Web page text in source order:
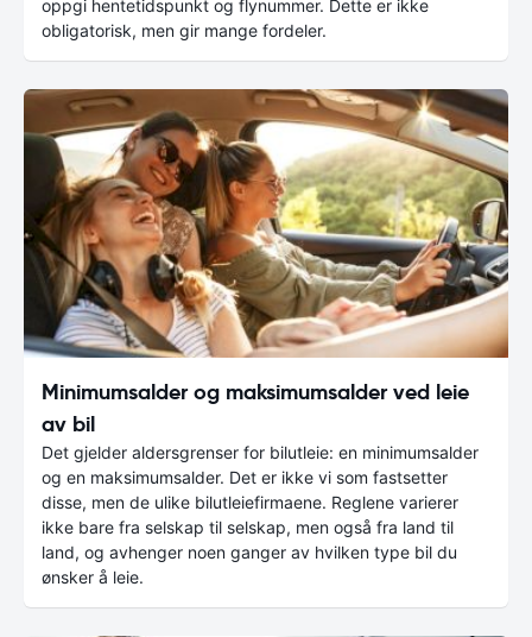
oppgi hentetidspunkt og flynummer. Dette er ikke
obligatorisk, men gir mange fordeler.
Minimumsalder og maksimumsalder ved leie
av bil
Det gjelder aldersgrenser for bilutleie: en minimumsalder
og en maksimumsalder. Det er ikke vi som fastsetter
disse, men de ulike bilutleiefirmaene. Reglene varierer
ikke bare fra selskap til selskap, men også fra land til
land, og avhenger noen ganger av hvilken type bil du
ønsker å leie.